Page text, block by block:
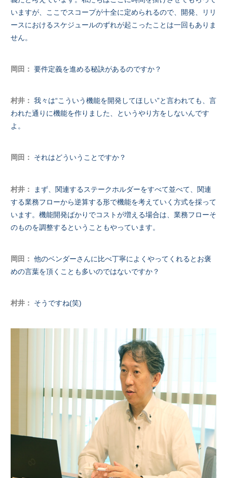
いますが、ここでスコープが十全に定められるので、開発、リリ
ースにおけるスケジュールのずれが起こったことは一回もありま
せん。
岡田： 要件定義を進める秘訣があるのですか？
村井： 我々は“こういう機能を開発してほしい”と言われても、言
われた通りに機能を作りました、というやり方をしないんです
よ。
岡田： それはどういうことですか？
村井：
まず、関連するステークホルダーをすべて並べて、関連
する業務フローから逆算する形で機能を考えていく方式を採って
います。機能開発ばかりでコストが増える場合は、業務フローそ
のものを調整するということもやっています。
岡田： 他のベンダーさんに比べ丁寧によくやってくれるとお褒
めの言葉を頂くことも多いのではないですか？
村井： そうですね(笑)